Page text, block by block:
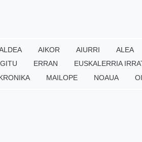
AIKOR AIURRI ALEA
ERRAN EUSKALERRIA
MAILOPE NOAUA